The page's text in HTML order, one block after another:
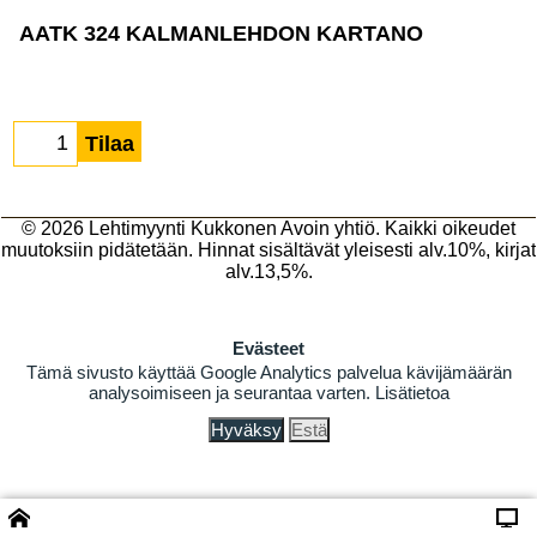
AATK 324 KALMANLEHDON KARTANO
Tilaa
© 2026 Lehtimyynti Kukkonen Avoin yhtiö. Kaikki oikeudet
muutoksiin pidätetään. Hinnat sisältävät yleisesti alv.10%, kirjat
alv.13,5%.
Evästeet
Tämä sivusto käyttää Google Analytics palvelua kävijämäärän
analysoimiseen ja seurantaa varten. Lisätietoa
Hyväksy Estä